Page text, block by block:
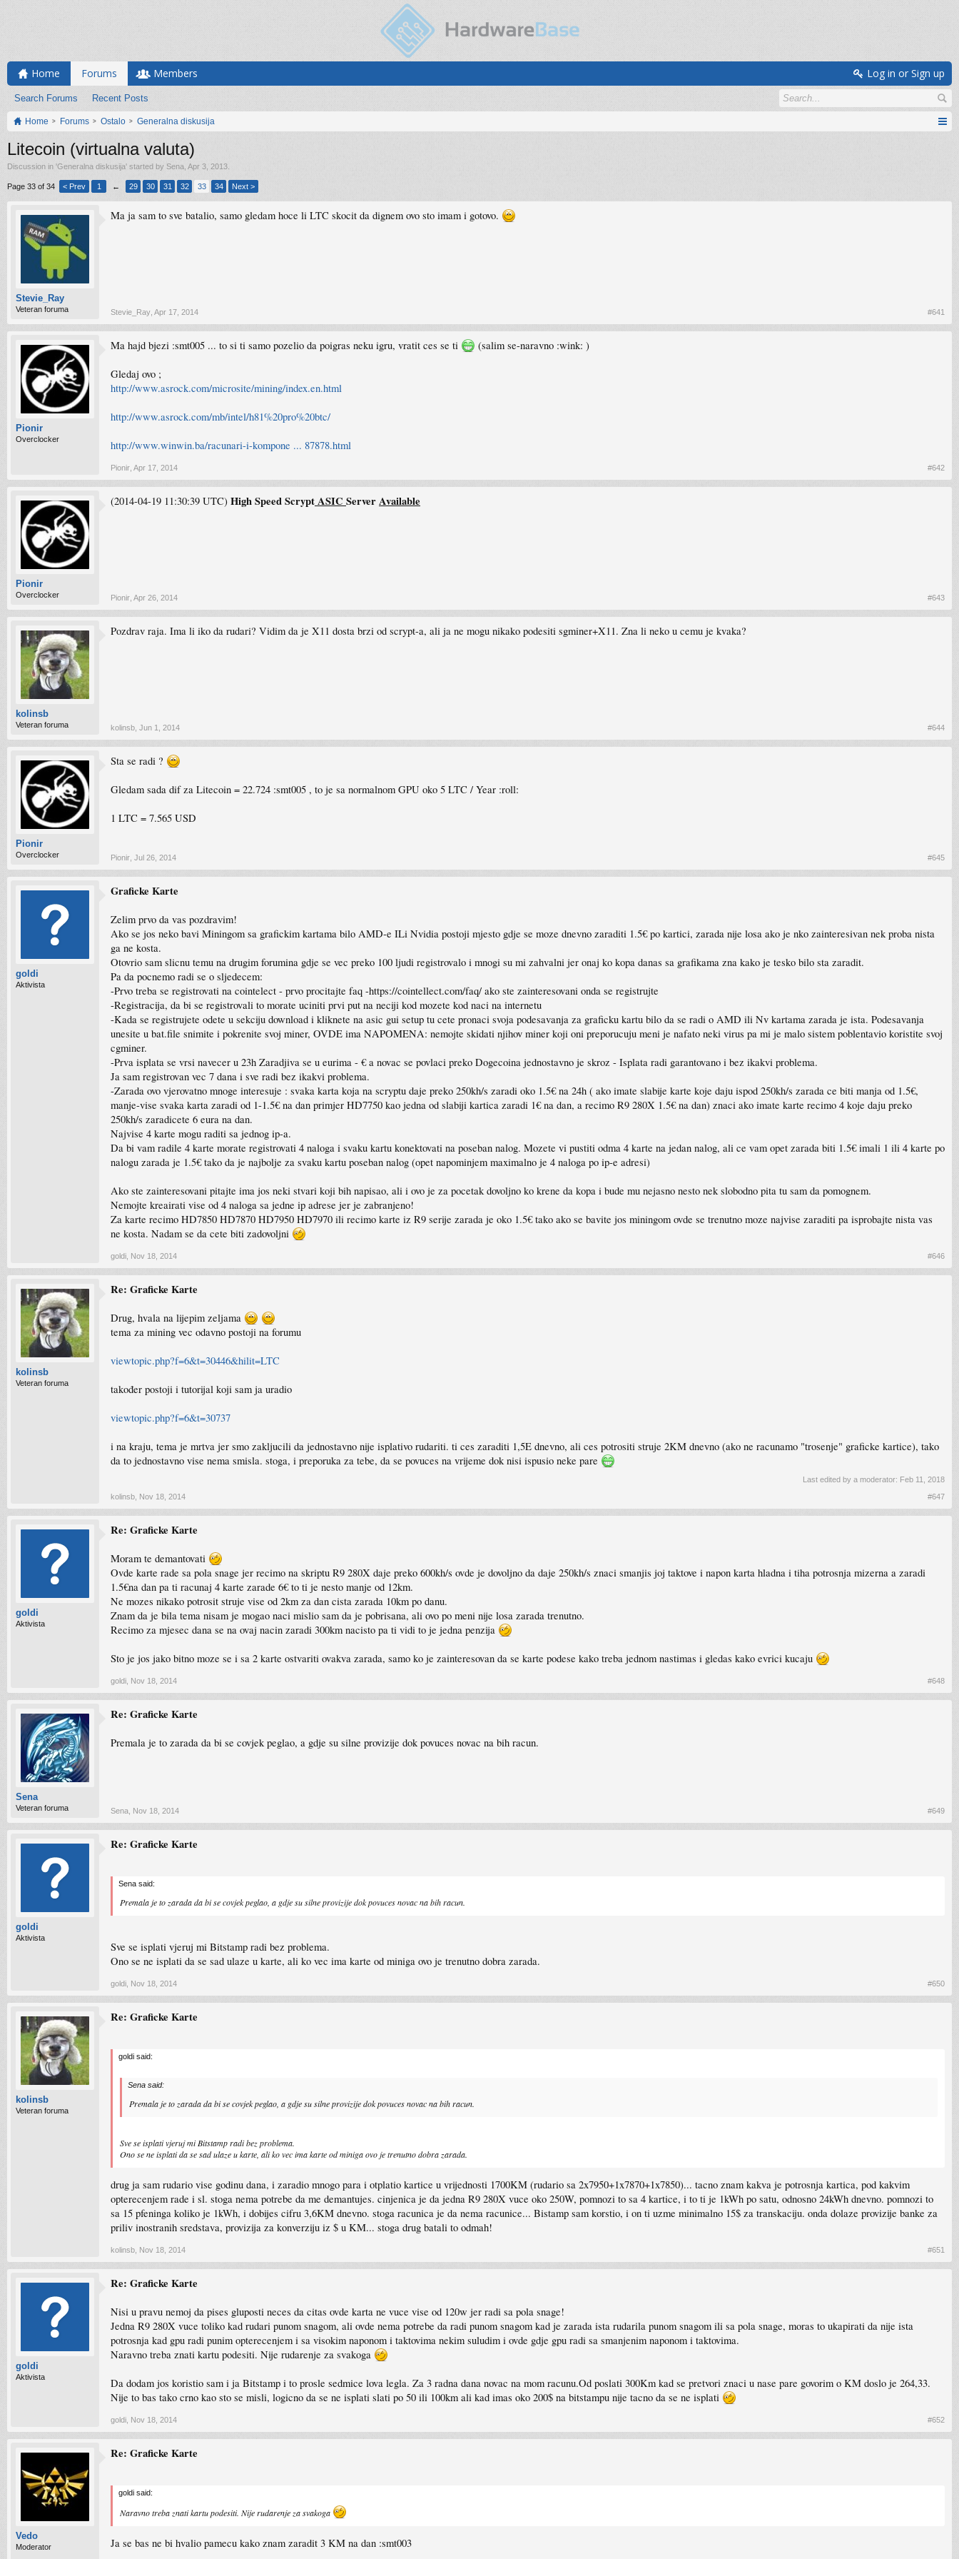
Home Forums
Search Forums Recent Posts
Members Log in or Sign up
Home Forums Ostalo Generalna diskusija
Litecoin (virtualna valuta)
Discussion in 'Generalna diskusija' started by Sena Apr 3, 2013
Page 33 of 34 < Prev 1 ← 29 30 31 32 33 34 Next >
Stevie_Ray
Veteran foruma
Ma ja sam to sve batalio, samo gledam hoce li LTC skocit da dignem ovo sto imam i gotovo.
Stevie_Ray Apr 17, 2014 #641
Pionir
Overclocker
Ma hajd bjezi :smt005 ... to si ti samo pozelio da poigras neku igru, vratit ces se ti (salim se-naravno :wink: )
Gledaj ovo ;
http://www.asrock.com/microsite/mining/index.en.html
http://www.asrock.com/mb/intel/h81%20pro%20btc/
http://www.winwin.ba/racunari-i-kompone ... 87878.html
Pionir Apr 17, 2014 #642
Pionir
Overclocker
(2014-04-19 11:30:39 UTC) High Speed ScryptASIC ServerAvailable
Pionir Apr 26, 2014 #643
kolinsb
Veteran foruma
Pozdrav raja. Ima li iko da rudari? Vidim da je X11 dosta brzi od scrypt-a, ali ja ne mogu nikako podesiti sgminer+X11. Zna li neko u cemu je kvaka?
kolinsb Jun 1, 2014 #644
Pionir
Overclocker
Sta se radi ?
Gledam sada dif za Litecoin = 22.724 :smt005 , to je sa normalnom GPU oko 5 LTC / Year :roll:
1 LTC = 7.565 USD
Pionir Jul 26, 2014 #645
goldi
Aktivista
Graficke Karte
Zelim prvo da vas pozdravim!
Ako se jos neko bavi Miningom sa grafickim kartama bilo AMD-e ILi Nvidia postoji mjesto gdje se moze dnevno zaraditi 1.5€ po kartici, zarada nije losa ako je nko zainteresivan nek proba nista
ga ne kosta.
Otovrio sam slicnu temu na drugim forumina gdje se vec preko 100 ljudi registrovalo i mnogi su mi zahvalni jer onaj ko kopa danas sa grafikama zna kako je tesko bilo sta zaradit.
Pa da pocnemo radi se o sljedecem:
-Prvo treba se registrovati na cointelect - prvo procitajte faq -https://cointellect.com/faq/ ako ste zainteresovani onda se registrujte
-Registracija, da bi se registrovali to morate uciniti prvi put na neciji kod mozete kod naci na internetu
-Kada se registrujete odete u sekciju download i kliknete na asic gui setup tu cete pronaci svoja podesavanja za graficku kartu bilo da se radi o AMD ili Nv kartama zarada je ista. Podesavanja
unesite u bat.file snimite i pokrenite svoj miner, OVDE ima NAPOMENA: nemojte skidati njihov miner koji oni preporucuju meni je nafato neki virus pa mi je malo sistem poblentavio koristite svoj
cgminer.
-Prva isplata se vrsi navecer u 23h Zaradjiva se u eurima - € a novac se povlaci preko Dogecoina jednostavno je skroz - Isplata radi garantovano i bez ikakvi problema.
Ja sam registrovan vec 7 dana i sve radi bez ikakvi problema.
-Zarada ovo vjerovatno mnoge interesuje : svaka karta koja na scryptu daje preko 250kh/s zaradi oko 1.5€ na 24h ( ako imate slabije karte koje daju ispod 250kh/s zarada ce biti manja od 1.5€,
manje-vise svaka karta zaradi od 1-1.5€ na dan primjer HD7750 kao jedna od slabiji kartica zaradi 1€ na dan, a recimo R9 280X 1.5€ na dan) znaci ako imate karte recimo 4 koje daju preko
250kh/s zaradicete 6 eura na dan.
Najvise 4 karte mogu raditi sa jednog ip-a.
Da bi vam radile 4 karte morate registrovati 4 naloga i svaku kartu konektovati na poseban nalog. Mozete vi pustiti odma 4 karte na jedan nalog, ali ce vam opet zarada biti 1.5€ imali 1 ili 4 karte po
nalogu zarada je 1.5€ tako da je najbolje za svaku kartu poseban nalog (opet napominjem maximalno je 4 naloga po ip-e adresi)
Ako ste zainteresovani pitajte ima jos neki stvari koji bih napisao, ali i ovo je za pocetak dovoljno ko krene da kopa i bude mu nejasno nesto nek slobodno pita tu sam da pomognem.
Nemojte kreairati vise od 4 naloga sa jedne ip adrese jer je zabranjeno!
Za karte recimo HD7850 HD7870 HD7950 HD7970 ili recimo karte iz R9 serije zarada je oko 1.5€ tako ako se bavite jos miningom ovde se trenutno moze najvise zaraditi pa isprobajte nista vas
ne kosta. Nadam se da cete biti zadovoljni
goldi Nov 18, 2014 #646
kolinsb
Veteran foruma
Re: Graficke Karte
Drug, hvala na lijepim zeljama
tema za mining vec odavno postoji na forumu
viewtopic.php?f=6&t=30446&hilit=LTC
također postoji i tutorijal koji sam ja uradio
viewtopic.php?f=6&t=30737
i na kraju, tema je mrtva jer smo zakljucili da jednostavno nije isplativo rudariti. ti ces zaraditi 1,5E dnevno, ali ces potrositi struje 2KM dnevno (ako ne racunamo "trosenje" graficke kartice), tako
da to jednostavno vise nema smisla. stoga, i preporuka za tebe, da se povuces na vrijeme dok nisi ispusio neke pare
Last edited by a moderator: Feb 11, 2018
kolinsb Nov 18, 2014 #647
goldi
Aktivista
Re: Graficke Karte
Moram te demantovati
Ovde karte rade sa pola snage jer recimo na skriptu R9 280X daje preko 600kh/s ovde je dovoljno da daje 250kh/s znaci smanjis joj taktove i napon karta hladna i tiha potrosnja mizerna a zaradi
1.5€na dan pa ti racunaj 4 karte zarade 6€ to ti je nesto manje od 12km.
Ne mozes nikako potrosit struje vise od 2km za dan cista zarada 10km po danu.
Znam da je bila tema nisam je mogao naci mislio sam da je pobrisana, ali ovo po meni nije losa zarada trenutno.
Recimo za mjesec dana se na ovaj nacin zaradi 300km nacisto pa ti vidi to je jedna penzija
Sto je jos jako bitno moze se i sa 2 karte ostvariti ovakva zarada, samo ko je zainteresovan da se karte podese kako treba jednom nastimas i gledas kako evrici kucaju
goldi Nov 18, 2014 #648
Sena
Veteran foruma
Re: Graficke Karte
Premala je to zarada da bi se covjek peglao, a gdje su silne provizije dok povuces novac na bih racun.
Sena Nov 18, 2014 #649
goldi
Aktivista
Re: Graficke Karte
Sena said:
Premala je to zarada da bi se covjek peglao, a gdje su silne provizije dok povuces novac na bih racun.
Sve se isplati vjeruj mi Bitstamp radi bez problema.
Ono se ne isplati da se sad ulaze u karte, ali ko vec ima karte od miniga ovo je trenutno dobra zarada.
goldi Nov 18, 2014 #650
kolinsb
Veteran foruma
Re: Graficke Karte
goldi said:
Sena said:
Premala je to zarada da bi se covjek peglao, a gdje su silne provizije dok povuces novac na bih racun.
Sve se isplati vjeruj mi Bitstamp radi bez problema.
Ono se ne isplati da se sad ulaze u karte, ali ko vec ima karte od miniga ovo je trenutno dobra zarada.
drug ja sam rudario vise godinu dana, i zaradio mnogo para i otplatio kartice u vrijednosti 1700KM (rudario sa 2x7950+1x7870+1x7850)... tacno znam kakva je potrosnja kartica, pod kakvim
opterecenjem rade i sl. stoga nema potrebe da me demantujes. cinjenica je da jedna R9 280X vuce oko 250W, pomnozi to sa 4 kartice, i to ti je 1kWh po satu, odnosno 24kWh dnevno. pomnozi to
sa 15 pfeninga koliko je 1kWh, i dobijes cifru 3,6KM dnevno. stoga racunica je da nema racunice... Bistamp sam korstio, i on ti uzme minimalno 15$ za transkaciju. onda dolaze provizije banke za
priliv inostranih sredstava, provizija za konverziju iz $ u KM... stoga drug batali to odmah!
kolinsb Nov 18, 2014 #651
goldi
Aktivista
Re: Graficke Karte
Nisi u pravu nemoj da pises gluposti neces da citas ovde karta ne vuce vise od 120w jer radi sa pola snage!
Jedna R9 280X vuce toliko kad rudari punom snagom, ali ovde nema potrebe da radi punom snagom kad je zarada ista rudarila punom snagom ili sa pola snage, moras to ukapirati da nije ista
potrosnja kad gpu radi punim opterecenjem i sa visokim naponom i taktovima nekim suludim i ovde gdje gpu radi sa smanjenim naponom i taktovima.
Naravno treba znati kartu podesiti. Nije rudarenje za svakoga
Da dodam jos koristio sam i ja Bitstamp i to prosle sedmice lova legla. Za 3 radna dana novac na mom racunu.Od poslati 300Km kad se pretvori znaci u nase pare govorim o KM doslo je 264,33.
Nije to bas tako crno kao sto se misli, logicno da se ne isplati slati po 50 ili 100km ali kad imas oko 200$ na bitstampu nije tacno da se ne isplati
goldi Nov 18, 2014 #652
Vedo
Moderator
Re: Graficke Karte
goldi said:
Naravno treba znati kartu podesiti. Nije rudarenje za svakoga
Ja se bas ne bi hvalio pamecu kako znam zaradit 3 KM na dan :smt003